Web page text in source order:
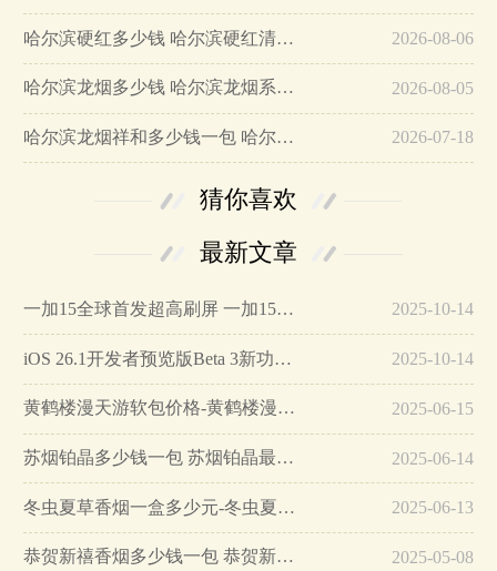
哈尔滨硬红多少钱 哈尔滨硬红清香型烤烟为您推荐… 2026-08-06
哈尔滨龙烟多少钱 哈尔滨龙烟系列价格大全(4款)… 2026-08-05
哈尔滨龙烟祥和多少钱一包 哈尔滨祥和龙烟价格图片… 2026-07-18
猜你喜欢
最新文章
一加15全球首发超高刷屏 一加15参数详细配置… 2025-10-14
iOS 26.1开发者预览版Beta 3新功能详解… 2025-10-14
黄鹤楼漫天游软包价格-黄鹤楼漫天游软包多少钱一盒… 2025-06-15
苏烟铂晶多少钱一包 苏烟铂晶最新价格… 2025-06-14
冬虫夏草香烟一盒多少元-冬虫夏草香烟一盒多少元2025最新价格… 2025-06-13
恭贺新禧香烟多少钱一包 恭贺新禧香烟价格表和图片… 2025-05-08